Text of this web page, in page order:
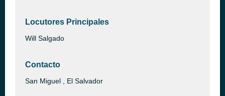
Locutores Principales
Will Salgado
Contacto
San Miguel , El Salvador